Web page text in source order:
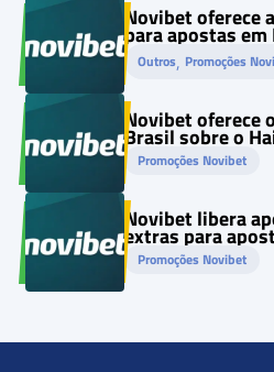
Novibet oferece
para apostas
Outros, Promoções
Novibet oferece
Brasil sobre o
Promoções Novibet
Novibet libera
extras para
Promoções Novibet